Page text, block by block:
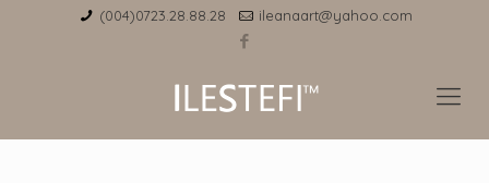
(004)0723.28.88.28 ileanaart@yahoo.com